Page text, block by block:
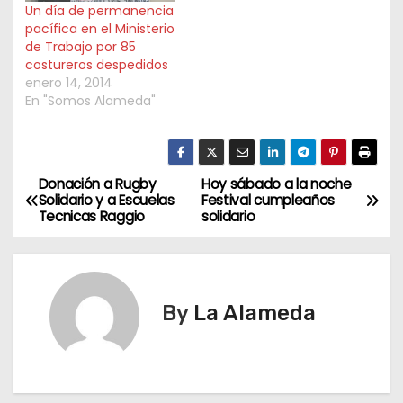
Un día de permanencia
pacífica en el Ministerio
de Trabajo por 85
costureros despedidos
enero 14, 2014
En "Somos Alameda"
N
Hoy sábado a la noche
Festival cumpleaños
solidario
Donación a Rugby
Solidario y a Escuelas
Tecnicas Raggio
By La Alameda